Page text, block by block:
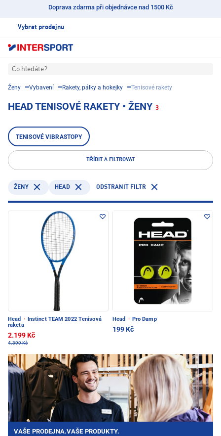
Doprava zdarma při objednávce nad 1500 Kč
Vybrat prodejnu
Co hledáte?
Ženy Vybavení Rakety, pálky a hokejky Tenisové rakety
HEAD TENISOVÉ RAKETY • ŽENY 3
TENISOVÉ VIBRASTOPY
TŘÍDIT A FILTROVAT
ŽENY HEAD ODSTRANIT FILTR
Head · Instinct TEAM 2022 Tenisová
raketa
2.199 Kč
4.399 Kč
Head · Pro Damp
199 Kč
VAŠE PRODEJNA.VAŠE PRODUKTY.